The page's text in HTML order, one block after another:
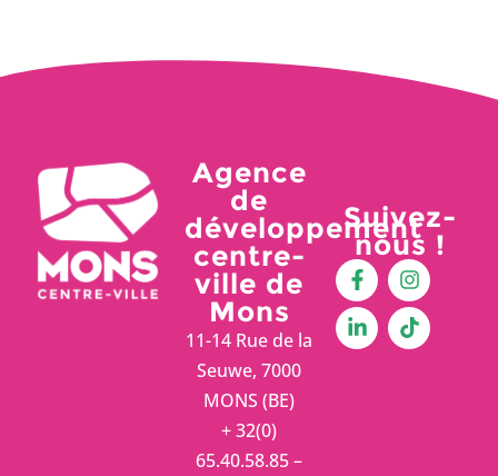
Agence
de
développement
centre-
ville de
Mons
11-14 Rue de la
Seuwe, 7000
MONS (BE)
+ 32(0)
65.40.58.85 –
Suivez-
nous !